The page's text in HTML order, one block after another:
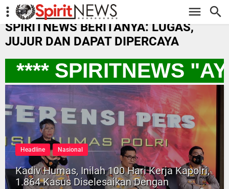
-->
SPIRITNEWS BERITANYA: LUGAS,
JUJUR DAN DAPAT DIPERCAYA
SPIRITNEWS
Headline Nasional
Kadiv Humas, Inilah 100 Hari Kerja Kapolri,
1.864 Kasus Diselesaikan Dengan